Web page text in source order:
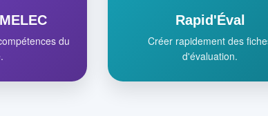
du
Rapid'Éval
Créer rapidement des
d'évaluation.